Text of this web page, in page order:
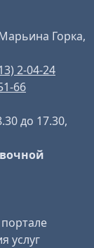
Горка,
2-04-24
66
до 17.30,
услуг